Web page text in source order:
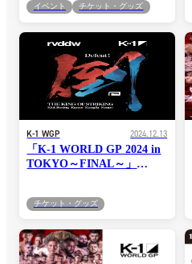
チケット販売がスタート！
イベント チケット・グッズ
K-1 WGP 2024.12.13
「K-1 WORLD GP 2024 in
TOKYO～FINAL～」
チケット・グッズ